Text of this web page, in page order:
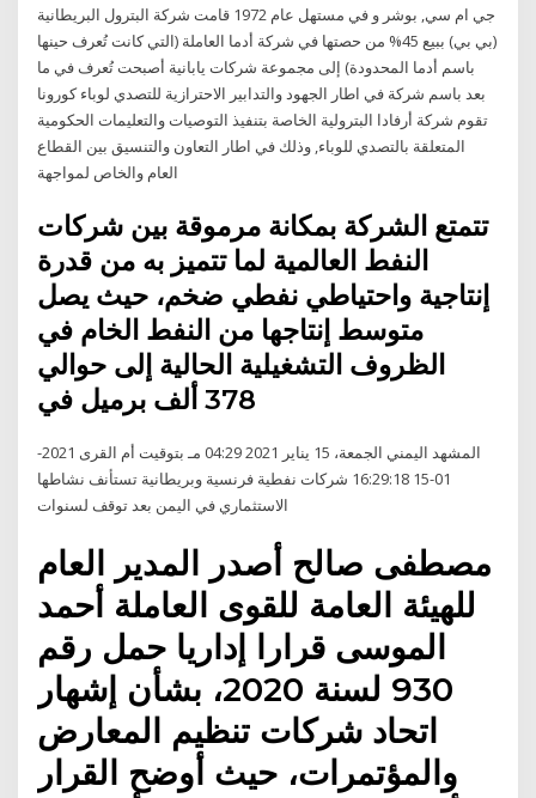
جي ام سي, بوشر و في مستهل عام 1972 قامت شركة البترول البريطانية
(بي بي) ببيع 45% من حصتها في شركة أدما العاملة (التي كانت تُعرف حينها
باسم أدما المحدودة) إلى مجموعة شركات يابانية أصبحت تُعرف في ما
بعد باسم شركة في اطار الجهود والتدابير الاحترازية للتصدي لوباء كورونا
تقوم شركة أرفادا البترولية الخاصة بتنفيذ التوصيات والتعليمات الحكومية
المتعلقة بالتصدي للوباء, وذلك في اطار التعاون والتنسيق بين القطاع
العام والخاص لمواجهة
تتمتع الشركة بمكانة مرموقة بين شركات
النفط العالمية لما تتميز به من قدرة
إنتاجية واحتياطي نفطي ضخم، حيث يصل
متوسط إنتاجها من النفط الخام في
الظروف التشغيلية الحالية إلى حوالي
378 ألف برميل في
المشهد اليمني الجمعة، 15 يناير 2021 04:29 مـ بتوقيت أم القرى 2021-
01-15 16:29:18 شركات نفطية فرنسية وبريطانية تستأنف نشاطها
الاستثماري في اليمن بعد توقف لسنوات
مصطفى صالح أصدر المدير العام
للهيئة العامة للقوى العاملة أحمد
الموسى قرارا إداريا حمل رقم
930 لسنة 2020، بشأن إشهار
اتحاد شركات تنظيم المعارض
والمؤتمرات، حيث أوضح القرار